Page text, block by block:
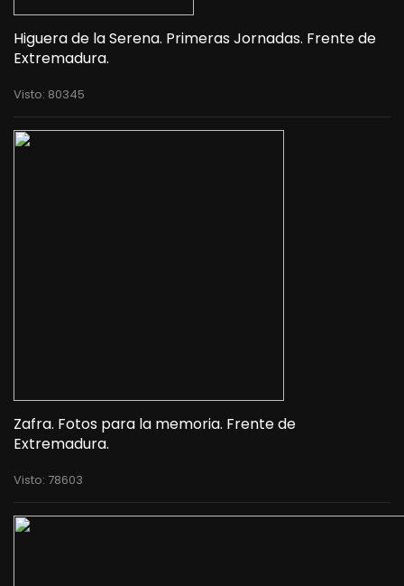
Higuera de la Serena. Primeras Jornadas. Frente de
Extremadura.
Visto: 80345
Zafra. Fotos para la memoria. Frente de
Extremadura.
Visto: 78603